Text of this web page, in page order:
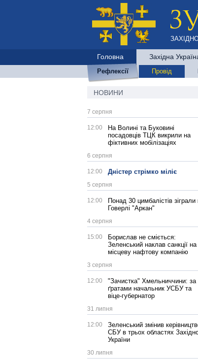
Головна Західна
Рефлексії Провід
НОВИНИ
7 серпня
12:00
На Волині та Буковині
посадовців ТЦК викрили на
фіктивних мобілізаціях
6 серпня
12:00 Дністер стрімко міліє
5 серпня
12:00
Понад 30 цимбалістів зіграли
Говерлі "Аркан"
4 серпня
15:00
Борислав не сміється:
Зеленський наклав санкції на
місцеву нафтову компанію
3 серпня
12:00
"Зачистка" Хмельниччини: за
ґратами начальник УСБУ та
віце-губернатор
31 липня
12:00
Зеленський змінив
СБУ в трьох областях
України
30 липня